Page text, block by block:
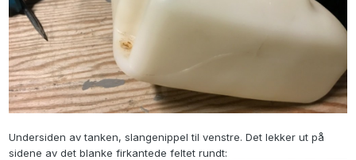
Undersiden av tanken, slangenippel til venstre. Det lekker ut på
sidene av det blanke firkantede feltet rundt: